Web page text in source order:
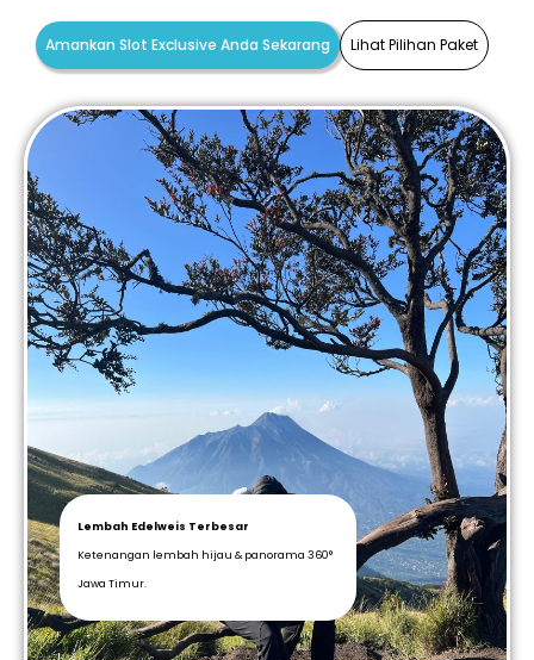
Amankan Slot Exclusive Anda Sekarang Lihat Pilihan Paket
Lembah Edelweis Terbesar
Ketenangan lembah hijau & panorama 360°
Jawa Timur.